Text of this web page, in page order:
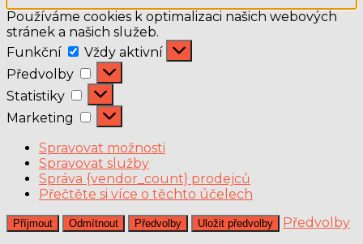
Používáme cookies k optimalizaci našich webových
stránek a našich služeb.
Funkční
Funkční
Vždy aktivní
Předvolby
Předvolby
Statistiky
Statistiky
Marketing
Marketing
Spravovat možnosti
Spravovat služby
Správa {vendor_count} prodejců
Přečtěte si více o těchto účelech
Příjmout Odmítnout Předvolby Uložit předvolby
Předvolby